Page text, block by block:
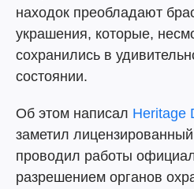
находок преобладают
украшения, которые,
сохранились в
состоянии.
Об этом написал Heritage
заметил
проводил работы
разрешением органов